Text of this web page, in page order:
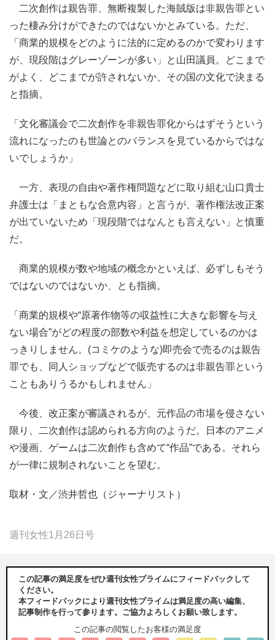
二次創作は親告罪、無断複製した海賊版は非親告罪とい
った棲み分けができたのではないかとみている。ただ、
「商業的規模をどのように法的に定めるのかで変わります
が、現段階はグレーゾーンが多い」と山田議員。どこまで
がよく、どこまでが許されないか、その国の文化で決まる
と指摘。
「文化審議会で二次創作を非親告罪化からはずそうという
流れになったのも世論とのバランスを見ているからではな
いでしょうか」
一方、表現の自由や著作権問題などに取り組む山口貴士
弁護士は「まともな合意内容」と言うが、著作権法改正案
が出ていないため「現段階ではなんとも言えない」と慎重
だ。
商業的規模が数や地域の概念かといえば、必ずしもそう
ではないのではないか、とも指摘。
「商業的規模や“原著作物等の収益性に大きな影響を与え
ない場合”がどの程度の部数や利益を想定しているのかは
っきりしません。(コミケのような)即売会で売るのは親告
罪でも、同人ショップなどで販売するのは非親告罪という
こともありうるかもしれません」
今後、改正案が審議されるが、元作品の市場を侵さない
限り、二次創作は認められる方向のようだ。日本のアニメ
や漫画、ゲームは二次創作も含めて“作品”である。それら
が一律に規制されないことを望む。
取材・文／渋井哲也（ジャーナリスト）
週刊女性1月26日号
この記事の満足度をぜひ週刊女性プライムにフィードバックして
ください。
本フィードバックにより週刊女性プライムは満足度の高い編集、
記事制作を行って参ります。ご協力よろしくお願い致します。
この記事の閲覧したお客様の満足度